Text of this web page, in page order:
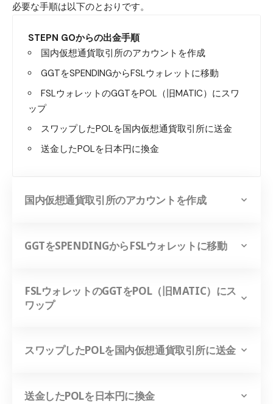
必要な手順は以下のとおりです。
STEPN GOからの出金手順
国内仮想通貨取引所のアカウントを作成
GGTをSPENDINGからFSLウォレットに移動
FSLウォレットのGGTをPOL（旧MATIC）にスワ
ップ
スワップしたPOLを国内仮想通貨取引所に送金
送金したPOLを日本円に換金
国内仮想通貨取引所のアカウントを作成
GGTをSPENDINGからFSLウォレットに移動
FSLウォレットのGGTをPOL（旧MATIC）にス
ワップ
スワップしたPOLを国内仮想通貨取引所に送金
送金したPOLを日本円に換金